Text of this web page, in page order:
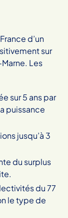
d’un
sur
Les
sur 5 ans par
puissance
jusqu’à 3
du surplus
du 77
le type de